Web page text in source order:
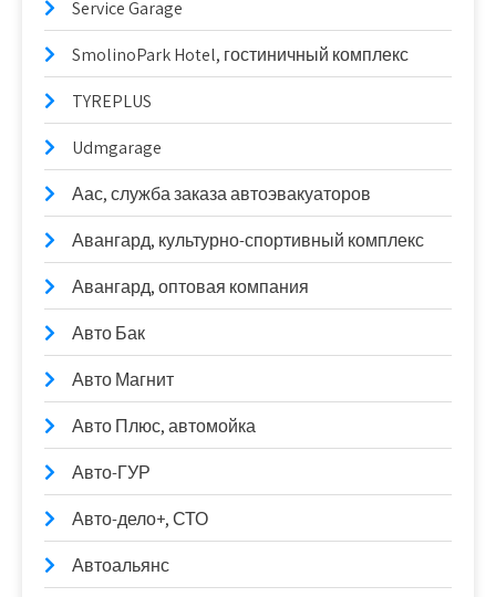
Service Garage
SmolinoPark Hotel, гостиничный комплекс
TYREPLUS
Udmgarage
Аас, служба заказа автоэвакуаторов
Авангард, культурно-спортивный комплекс
Авангард, оптовая компания
Авто Бак
Авто Магнит
Авто Плюс, автомойка
Авто-ГУР
Авто-дело+, СТО
Автоальянс